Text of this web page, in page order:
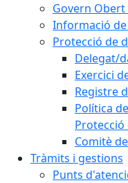
Govern
Informació
Protecció de
Delegat/
Exercici
Registre
Política
Protecció
Comitè
Tràmits i gestions
Punts